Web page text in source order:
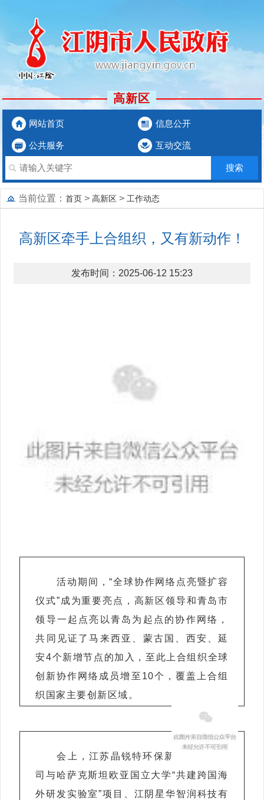
高新区
网站首页 信息公开
公共服务 互动交流
当前位置： 首页 > 高新区 > 工作动态
高新区牵手上合组织，又有新动作！
发布时间：2025-06-12 15:23
海合作组织可持续发展年”交流活动。来自
上合组织成员国、观察员国的政府代表、青
域可持续发展合作的深化。
活动期间，“全球协作网络点亮暨扩容
仪式”成为重要亮点，高新区领导和青岛市
领导一起点亮以青岛为起点的协作网络，
共同见证了马来西亚、蒙古国、西安、延
安4个新增节点的加入，至此上合组织全球
创新协作网络成员增至10个，覆盖上合组
织国家主要创新区域。
会上，江苏晶锐特环保新材料有限公
司与哈萨克斯坦欧亚国立大学“共建跨国海
外研发实验室”项目、江阴星华智润科技有